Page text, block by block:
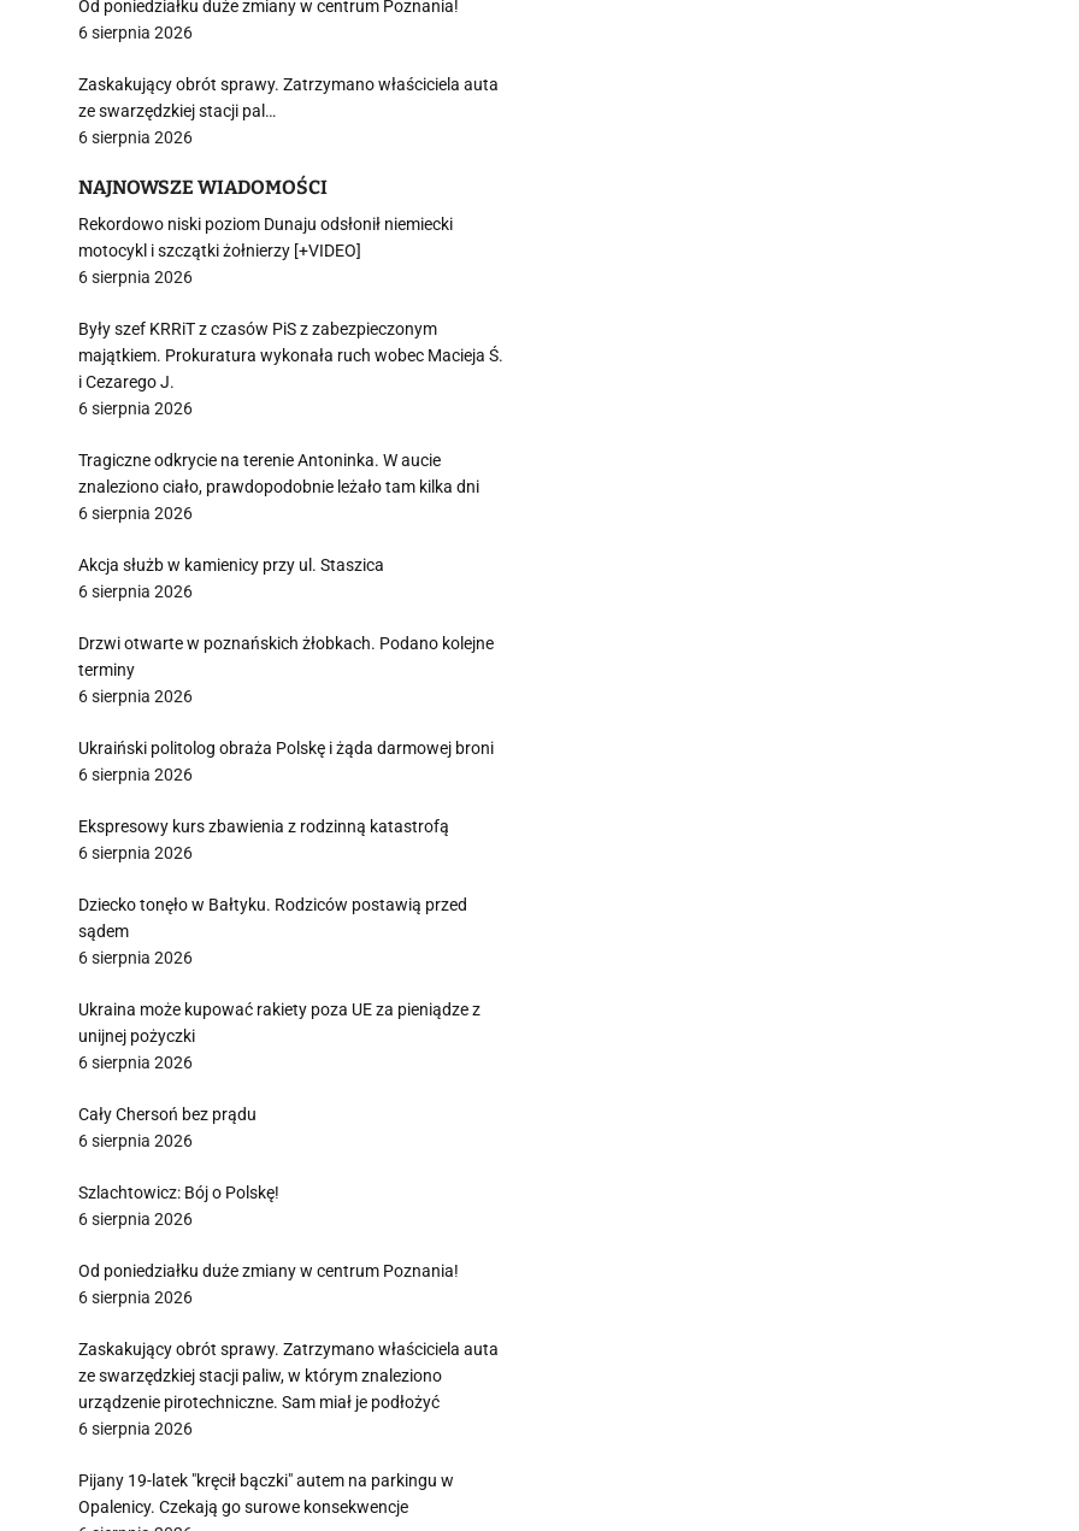
Od poniedziałku duże zmiany w centrum Poznania!
6 sierpnia 2026
Zaskakujący obrót sprawy. Zatrzymano właściciela auta
ze swarzędzkiej stacji pal…
6 sierpnia 2026
NAJNOWSZE WIADOMOŚCI
Rekordowo niski poziom Dunaju odsłonił niemiecki
motocykl i szczątki żołnierzy [+VIDEO]
6 sierpnia 2026
Były szef KRRiT z czasów PiS z zabezpieczonym
majątkiem. Prokuratura wykonała ruch wobec Macieja Ś.
i Cezarego J.
6 sierpnia 2026
Tragiczne odkrycie na terenie Antoninka. W aucie
znaleziono ciało, prawdopodobnie leżało tam kilka dni
6 sierpnia 2026
Akcja służb w kamienicy przy ul. Staszica
6 sierpnia 2026
Drzwi otwarte w poznańskich żłobkach. Podano kolejne
terminy
6 sierpnia 2026
Ukraiński politolog obraża Polskę i żąda darmowej broni
6 sierpnia 2026
Ekspresowy kurs zbawienia z rodzinną katastrofą
6 sierpnia 2026
Dziecko tonęło w Bałtyku. Rodziców postawią przed
sądem
6 sierpnia 2026
Ukraina może kupować rakiety poza UE za pieniądze z
unijnej pożyczki
6 sierpnia 2026
Cały Chersoń bez prądu
6 sierpnia 2026
Szlachtowicz: Bój o Polskę!
6 sierpnia 2026
Od poniedziałku duże zmiany w centrum Poznania!
6 sierpnia 2026
Zaskakujący obrót sprawy. Zatrzymano właściciela auta
ze swarzędzkiej stacji paliw, w którym znaleziono
urządzenie pirotechniczne. Sam miał je podłożyć
6 sierpnia 2026
Pijany 19-latek "kręcił bączki" autem na parkingu w
Opalenicy. Czekają go surowe konsekwencje